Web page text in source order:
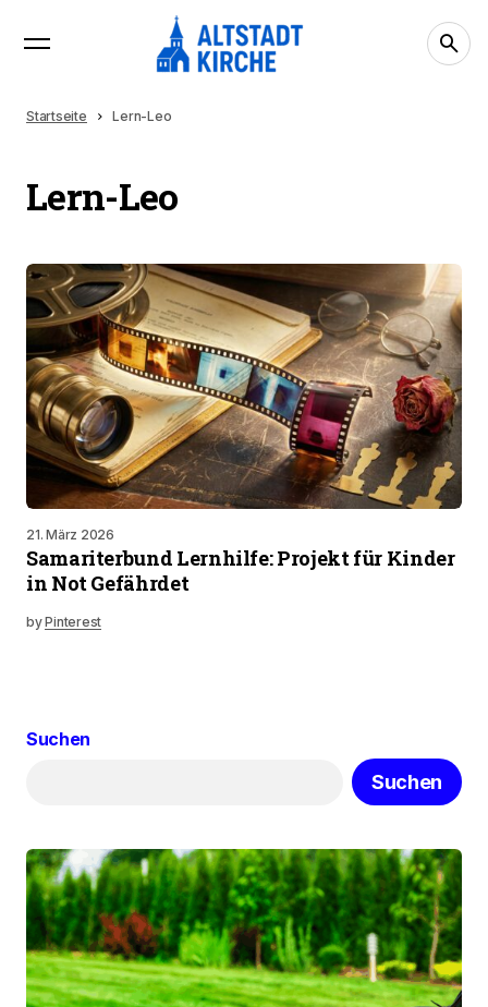
Startseite Lern-Leo
Lern-Leo
21. März 2026
Samariterbund Lernhilfe: Projekt für Kinder
in Not Gefährdet
byPinterest
Suchen
Suchen